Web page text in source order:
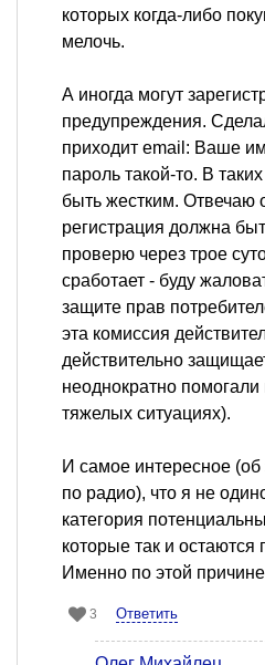
которых когда-либо
мелочь.
А иногда могут
предупреждения.
приходит email: Ваше
пароль такой-то. В
быть жестким. Отвечаю
регистрация должна
проверю через трое
сработает - буду
защите прав
эта комиссия
действительно
неоднократно
тяжелых ситуациях).
И самое интересное
по радио), что я не
категория
которые так и
Именно по этой
3 Ответить